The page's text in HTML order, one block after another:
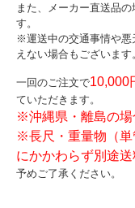
また、メーカー直送品
す。
※運送中の交通事情や悪
えない場合もございます
一回のご注文で10,000
ていただきます。
※沖縄県・離島の場
※長尺・重量物（単
にかかわらず別途送
予めご了承ください。